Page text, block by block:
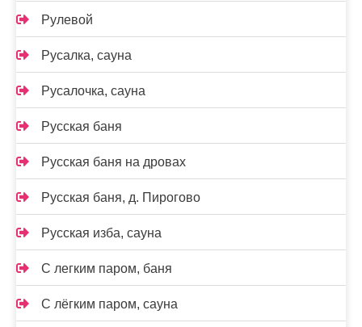
Рулевой
Русалка, сауна
Русалочка, сауна
Русская баня
Русская баня на дровах
Русская баня, д. Пирогово
Русская изба, сауна
С легким паром, баня
С лёгким паром, сауна